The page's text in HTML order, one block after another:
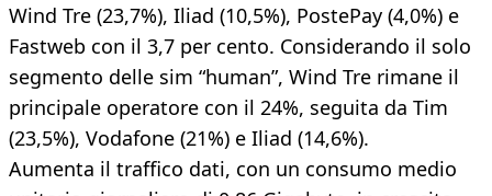
Wind Tre (23,7%), Iliad (10,5%), PostePay (4,0%) e
Fastweb con il 3,7 per cento. Considerando il solo
segmento delle sim “human”, Wind Tre rimane il
principale operatore con il 24%, seguita da Tim
(23,5%), Vodafone (21%) e Iliad (14,6%).
Aumenta il traffico dati, con un consumo medio